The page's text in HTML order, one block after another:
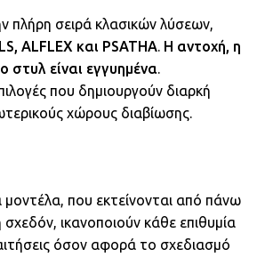
πλήρη σειρά κλασικών λύσεων,
ALFLEX και PSATHA Η αντοχή, η
στυλ είναι εγγυημένα
που δημιουργούν διαρκή
χώρους διαβίωσης.
μοντέλα, που εκτείνονται από πάνω
ικανοποιούν κάθε επιθυμία
όσον αφορά το σχεδιασμό